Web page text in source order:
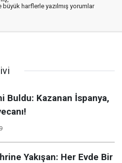
harflerle yazılmış yorumlar
Buldu: Kazanan İspanya,
Yakışan: Her Evde Bir